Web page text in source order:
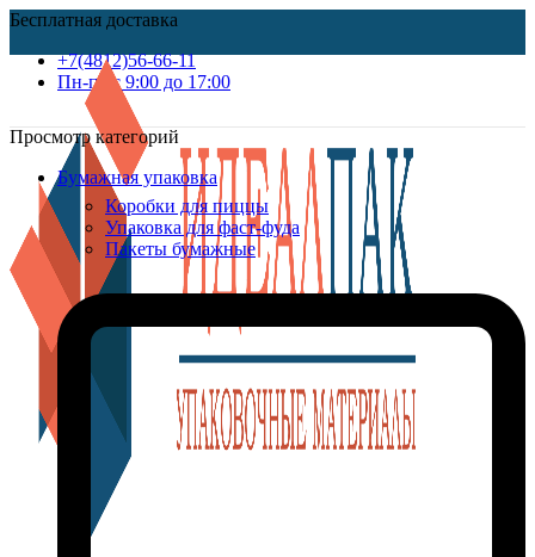
Бесплатная доставка
+7(4812)56-66-11
Пн-пт c 9:00 до 17:00
Просмотр категорий
Бумажная упаковка
Коробки для пиццы
Упаковка для фаст-фуда
Пакеты бумажные